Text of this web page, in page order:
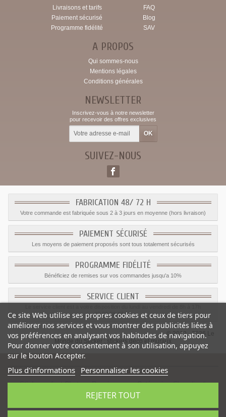
Livraisons et tarifs
Paiement sécurisé
Programme fidélité
FAQ
Blog
SAV
A PROPOS
Qui sommes-nous
Mentions légales
Conditions générales
NEWSLETTER
Inscrivez-vous à notre newsletter
pour recevoir des offres exclusives
SUIVEZ-NOUS
FABRICATION 48/ 72 H
Votre commande est fabriquée sous 2 à 3 jours en moyenne (hors livraison)
PAIEMENT SÉCURISÉ
Les moyens de paiement proposés sont tous totalement sécurisés
PROGRAMME FIDÉLITÉ
Bénéficiez de remises sur vos commandes jusqu'a 10%
SERVICE CLIENT
09.82.28.47.69.
© 2012 - 2026 Le
Monde du Sticker :
stickers déco et muraux
Sticker enfant Chateau Renaissance-Catégorie:Chevalier &
Dragons-Prix :5.10€
Ce site Web utilise ses propres cookies et ceux de tiers pour
améliorer nos services et vous montrer des publicités liées à
vos préférences en analysant vos habitudes de navigation.
Pour donner votre consentement à son utilisation, appuyez
sur le bouton Accepter.
Plus d'informations Personnaliser les cookies
REJETER TOUT